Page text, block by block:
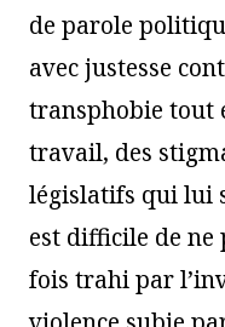
de parole
avec justesse
transphobie tout
travail, des
législatifs qui lui
est difficile de ne
fois trahi par